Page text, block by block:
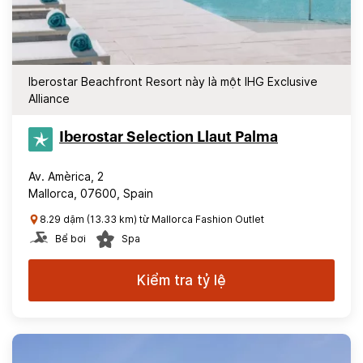
Iberostar Beachfront Resort này là một IHG Exclusive
Alliance
Iberostar Selection​ Llaut Palma
Av. Amèrica, 2
Mallorca, 07600, Spain
8.29 dặm (13.33 km) từ Mallorca Fashion Outlet
Bể bơi
Spa
Kiểm tra tỷ lệ